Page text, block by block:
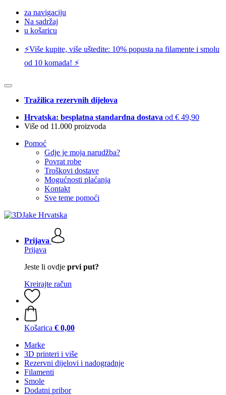
za navigaciju
Na sadržaj
u košaricu
⚡️Više kupite, više uštedite: 10% popusta na filamente i smolu
od 10 komada! ⚡️
Tražilica rezervnih dijelova
Hrvatska: besplatna standardna dostava od € 49,90
Više od 11.000 proizvoda
Pomoć
Gdje je moja narudžba?
Povrat robe
Troškovi dostave
Mogućnosti plaćanja
Kontakt
Sve teme pomoći
Prijava
Prijava
Jeste li ovdje prvi put?
Kreirajte račun
Košarica € 0,00
Marke
3D printeri i više
Rezervni dijelovi i nadogradnje
Filamenti
Smole
Dodatni pribor